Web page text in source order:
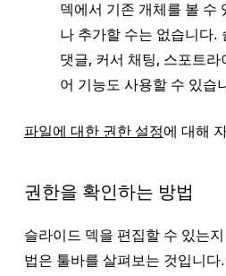
덱에서 기존 개체를 볼 수
나 추가할 수는 없습니다.
댓글, 커서 채팅, 스포트
어 기능도 사용할 수 있습
파일에 대한 권한 설정에 대해
권한을 확인하는 방법
슬라이드 덱을 편집할 수 있는
법은 툴바를 살펴보는 것입니다.